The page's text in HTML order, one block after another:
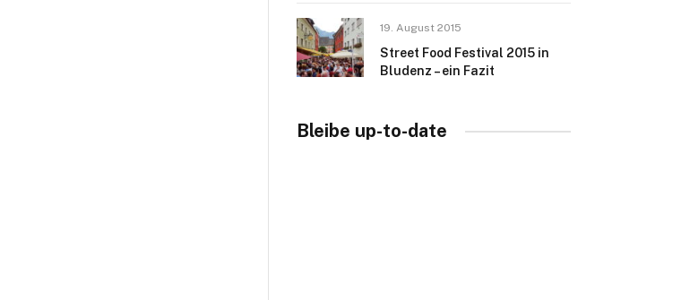
19. August 2015
Street Food Festival 2015 in
Bludenz – ein Fazit
Bleibe up-to-date